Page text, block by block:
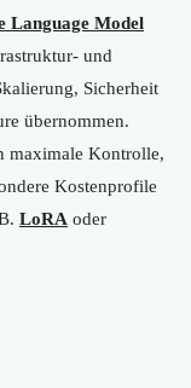
Language Model
und
Sicherheit
übernommen.
maximale Kontrolle,
Kostenprofile
LoRA oder